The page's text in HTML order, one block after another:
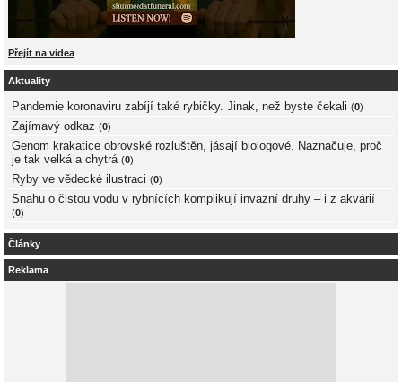
Přejít na videa
Aktuality
Pandemie koronaviru zabíjí také rybičky. Jinak, než byste čekali (0)
Zajímavý odkaz (0)
Genom krakatice obrovské rozluštěn, jásají biologové. Naznačuje, proč
je tak velká a chytrá (0)
Ryby ve vědecké ilustraci (0)
Snahu o čistou vodu v rybnících komplikují invazní druhy – i z akvárií
(0)
Články
Reklama